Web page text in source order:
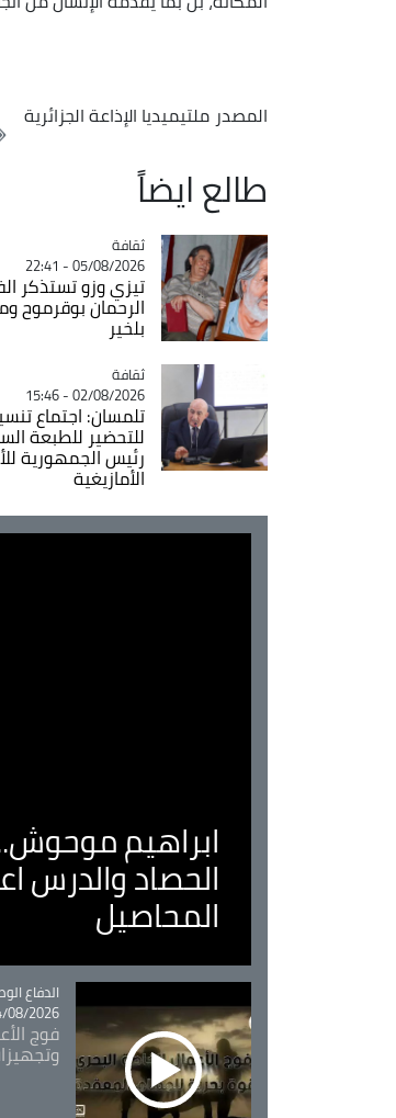
المصدر ملتيميديا الإذاعة الجزائرية
طالع ايضاً
Catégorie
ثقافة
05/08/2026 - 22:41
تيزي وزو تستذكر
الرحمان بوقرموح
بلخير
Catégorie
ثقافة
02/08/2026 - 15:46
تلمسان: اجتماع
للتحضير للطبعة
رئيس الجمهورية
الأمازيغية
ابراهيم
الحصاد والدرس
المحاصيل
Catégorie
الدفاع
2026 - 12:10
فوج